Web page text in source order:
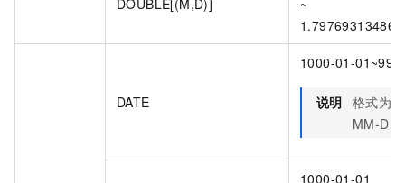
DATE
1000-01-
说明 格式为
MM-DD
1000-01-01